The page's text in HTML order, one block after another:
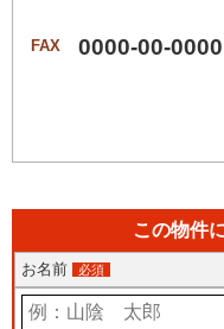
FAX 0000-00-0000